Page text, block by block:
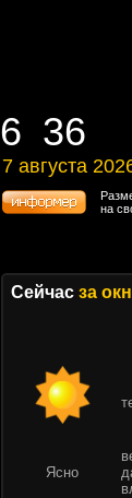
6 36
6 36
7 августа
7 августа
на
Сейчас за
Ясно